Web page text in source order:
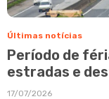
Últimas notícias
Período de
estradas e
17/07/2026